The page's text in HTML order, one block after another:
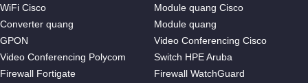
WiFi Cisco
Module quang Cisco
Converter quang
Module quang
GPON
Video Conferencing Cisco
Video Conferencing Polycom
Switch HPE Aruba
Firewall Fortigate
Firewall WatchGuard